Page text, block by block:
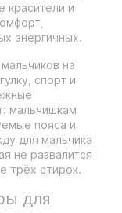
красители и
энергичных.
на
спорт и
мальчишкам
пояса и
для мальчика
не развалится
трёх стирок.
для